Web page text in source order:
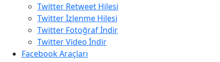
Twitter Retweet Hilesi
Twitter İzlenme Hilesi
Twitter Fotoğraf İndir
Twitter Video İndir
Facebook Araçları